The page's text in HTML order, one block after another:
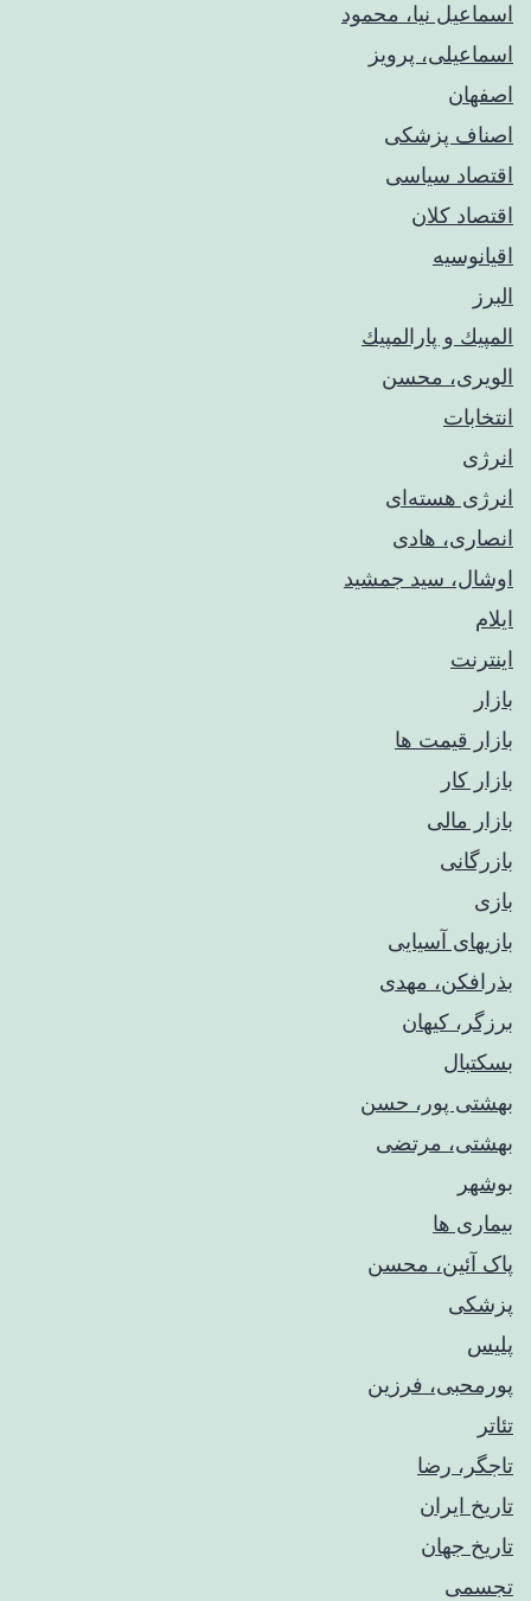
اسماعیل نیا، محمود
اسماعیلی، پرویز
اصفهان
اصناف پزشکی
اقتصاد سیاسی
اقتصاد کلان
اقیانوسیه
البرز
المپيك و پارالمپيك
الویری، محسن
انتخابات
انرژی
انرژی هسته‌ای
انصاری، هادی
اوشال، سید جمشید
ایلام
اینترنت
بازار
بازار قیمت ها
بازار کار
بازار مالی
بازرگانی
بازی
بازیهای آسیایی
بذرافکن، مهدی
برزگر، کیهان
بسکتبال
بهشتی پور، حسن
بهشتی، مرتضی
بوشهر
بیماری ها
پاک آئین، محسن
پزشکی
پلیس
پورمحبی، فرزین
تئاتر
تاجگر، رضا
تاریخ ایران
تاریخ جهان
تجسمی